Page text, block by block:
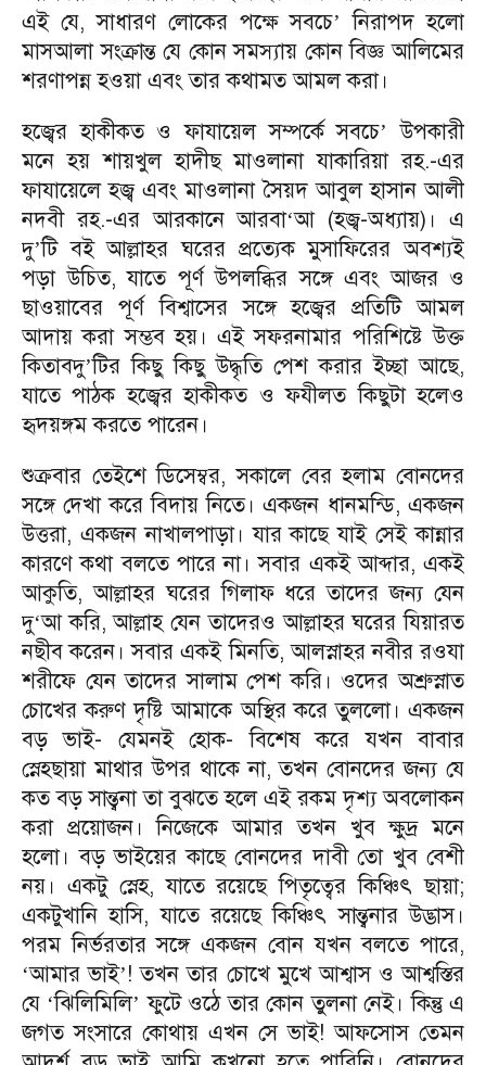
এই যে, সাধারণ লোকের পক্ষে সবচে’ নিরাপদ হলো
মাসআলা সংক্রান্ত যে কোন সমস্যায় কোন বিজ্ঞ আলিমের
শরণাপন্ন হওয়া এবং তার কথামত আমল করা।
হজ্বের হাকীকত ও ফাযায়েল সম্পর্কে সবচে’ উপকারী
মনে হয় শায়খুল হাদীছ মাওলানা যাকারিয়া রহ.-এর
ফাযায়েলে হজ্ব এবং মাওলানা সৈয়দ আবুল হাসান আলী
নদবী রহ.-এর আরকানে আরবা‘আ (হজ্ব-অধ্যায়)। এ
দু’টি বই আল্লাহর ঘরের প্রত্যেক মুসাফিরের অবশ্যই
পড়া উচিত, যাতে পূর্ণ উপলব্ধির সঙ্গে এবং আজর ও
ছাওয়াবের পূর্ণ বিশ্বাসের সঙ্গে হজ্বের প্রতিটি আমল
আদায় করা সম্ভব হয়। এই সফরনামার পরিশিষ্টে উক্ত
কিতাবদু’টির কিছু কিছু উদ্ধৃতি পেশ করার ইচ্ছা আছে,
যাতে পাঠক হজ্বের হাকীকত ও ফযীলত কিছুটা হলেও
হৃদয়ঙ্গম করতে পারেন।
শুক্রবার তেইশে ডিসেম্বর, সকালে বের হলাম বোনদের
সঙ্গে দেখা করে বিদায় নিতে। একজন ধানমন্ডি, একজন
উত্তরা, একজন নাখালপাড়া। যার কাছে যাই সেই কান্নার
কারণে কথা বলতে পারে না। সবার একই আব্দার, একই
আকুতি, আল্লাহর ঘরের গিলাফ ধরে তাদের জন্য যেন
দু‘আ করি, আল্লাহ যেন তাদেরও আল্লাহর ঘরের যিয়ারত
নছীব করেন। সবার একই মিনতি, আলস্নাহর নবীর রওযা
শরীফে যেন তাদের সালাম পেশ করি। ওদের অশ্রুস্নাত
চোখের করুণ দৃষ্টি আমাকে অস্থির করে তুললো। একজন
বড় ভাই- যেমনই হোক- বিশেষ করে যখন বাবার
স্নেহছায়া মাথার উপর থাকে না, তখন বোনদের জন্য যে
কত বড় সান্ত্বনা তা বুঝতে হলে এই রকম দৃশ্য অবলোকন
করা প্রয়োজন। নিজেকে আমার তখন খুব ক্ষুদ্র মনে
হলো। বড় ভাইয়ের কাছে বোনদের দাবী তো খুব বেশী
নয়। একটু স্নেহ, যাতে রয়েছে পিতৃত্বের কিঞ্চিৎ ছায়া;
একটুখানি হাসি, যাতে রয়েছে কিঞ্চিৎ সান্ত্বনার উদ্ভাস।
পরম নির্ভরতার সঙ্গে একজন বোন যখন বলতে পারে,
‘আমার ভাই’! তখন তার চোখে মুখে আশ্বাস ও আশ্বস্তির
যে ‘ঝিলিমিলি’ ফুটে ওঠে তার কোন তুলনা নেই। কিন্তু এ
জগত সংসারে কোথায় এখন সে ভাই! আফসোস তেমন